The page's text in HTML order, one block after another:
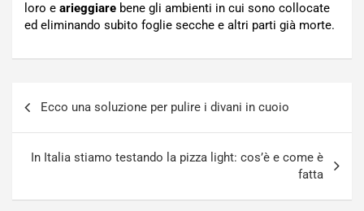
loro e arieggiare bene gli ambienti in cui sono collocate
ed eliminando subito foglie secche e altri parti già morte.
Ecco una soluzione per pulire i divani in cuoio
In Italia stiamo testando la pizza light: cos’è e come è
fatta